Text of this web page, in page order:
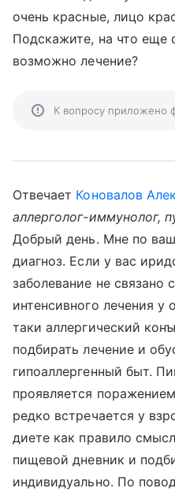
очень красные, лицо
Подскажите, на что еще
возможно лечение?
К вопросу приложено
Отвечает Коновалов
аллерголог-иммунолог,
Добрый день. Мне по
диагноз. Если у вас
заболевание не связано
интенсивного лечения у
таки аллергический
подбирать лечение и
гипоаллергенный быт.
проявляется
редко встречается у
диете как правило
пищевой дневник и
индивидуально. По